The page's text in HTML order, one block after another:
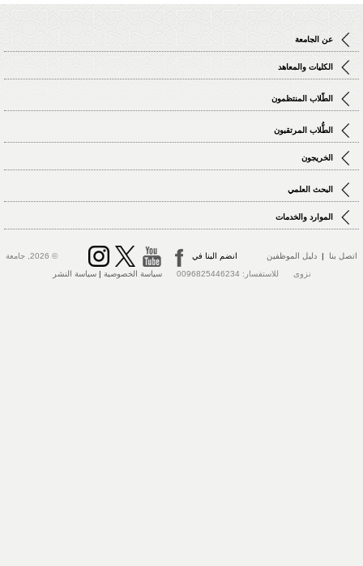
عن الجامعة
الكليات والمعاهد
الطّلاب المنتظمون
الطُّلاب المرتقبون
الخريجون
البحث العلمي
الموارد والخدمات
اتصل بنا | دليل الموظفين انضم الينا في
© 2026, جامعة
نزوى للاستفسار: 0096825446234
سياسة الخصوصية |سياسة النشر